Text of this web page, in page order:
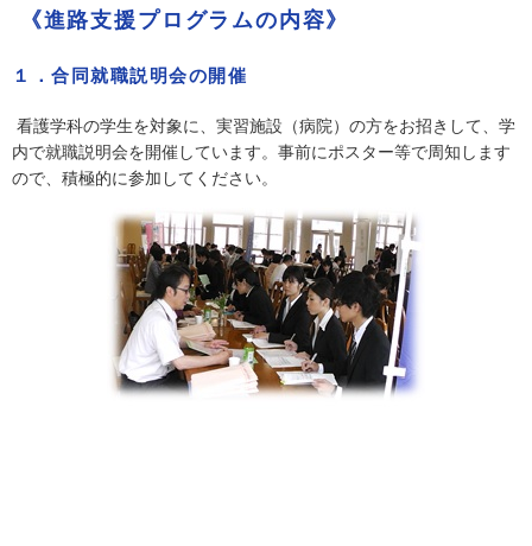
《進路支援プログラムの内容》
１．合同就職説明会の開催
看護学科の学生を対象に、実習施設（病院）の方をお招きして、学
内で就職説明会を開催しています。事前にポスター等で周知します
ので、積極的に参加してください。